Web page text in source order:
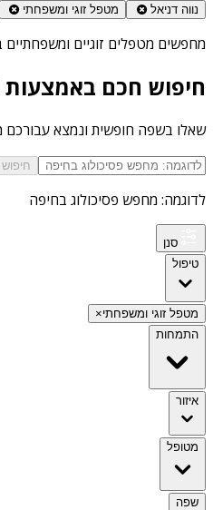
נווה דניאל מטפל זוגי ומשפחתי
מחפשים מטפלים זוגיים ומשפחתיים
חיפוש חכם באמצעות AI
שאלו בשפה חופשית ונמצא עבורכם
חיפוש
לדוגמה: מחפש פסיכולוג בחיפה
סנן
טיפול
מטפל זוגי ומשפחתי×
התמחות
איזור
מטופל
שפה